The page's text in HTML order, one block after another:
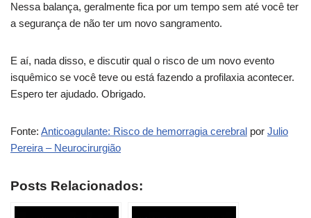
Nessa balança, geralmente fica por um tempo sem até você ter
a segurança de não ter um novo sangramento.
E aí, nada disso, e discutir qual o risco de um novo evento
isquêmico se você teve ou está fazendo a profilaxia acontecer.
Espero ter ajudado. Obrigado.
Fonte: Anticoagulante: Risco de hemorragia cerebral por Julio
Pereira – Neurocirurgião
Posts Relacionados: